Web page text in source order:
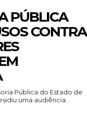
PÚBLICA
CONTRA
Pública do Estado de
uma audiência...